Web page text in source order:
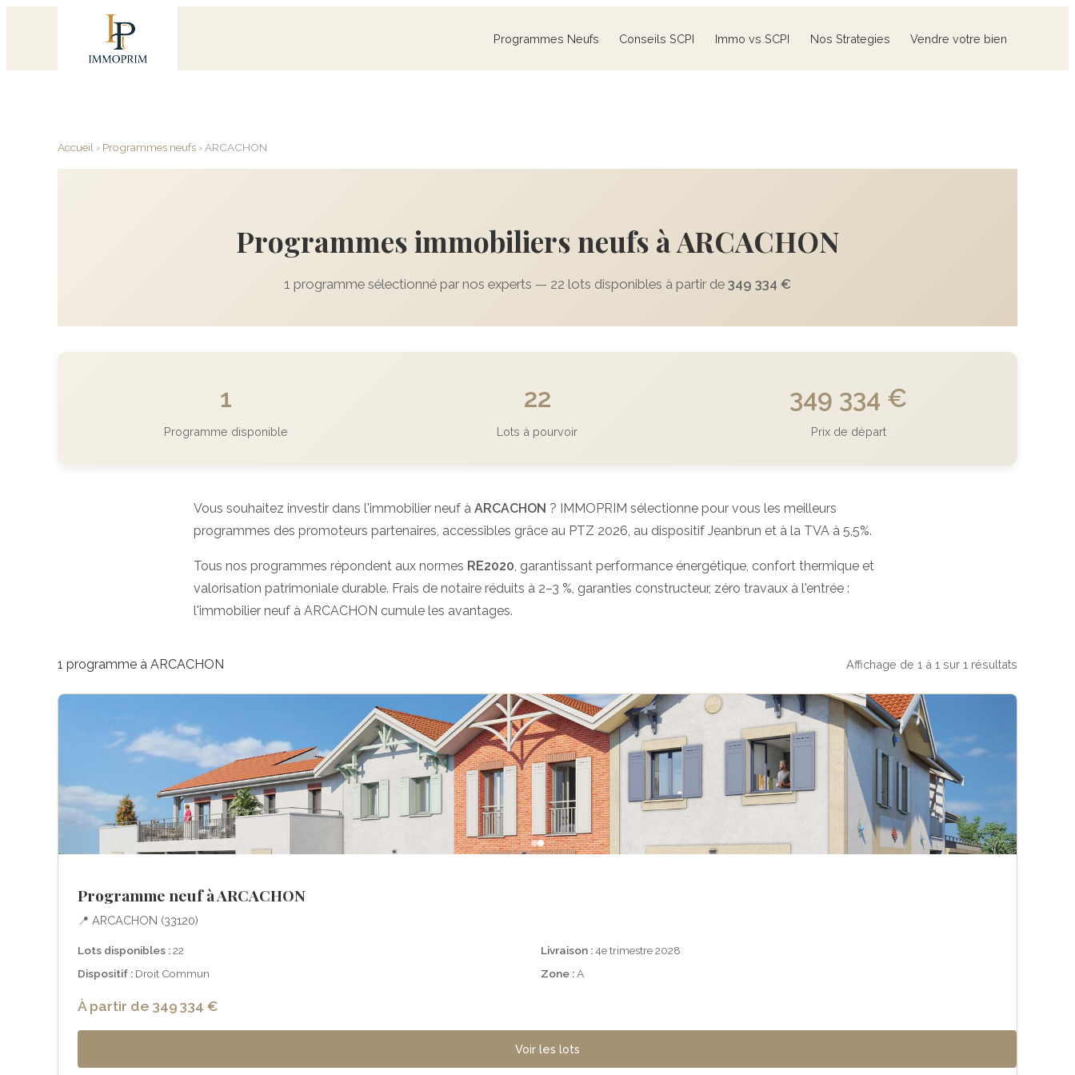
Programmes Neufs Conseils SCPI Immo vs SCPI Nos Strategies Vendre votre bien
Accueil › Programmes neufs › ARCACHON
Programmes immobiliers neufs à ARCACHON
1 programme sélectionné par nos experts — 22 lots disponibles à partir de 349 334 €
1
Programme disponible
22
Lots à pourvoir
349 334 €
Prix de départ
Vous souhaitez investir dans l'immobilier neuf à ARCACHON ? IMMOPRIM sélectionne pour vous les meilleurs
programmes des promoteurs partenaires, accessibles grâce au PTZ 2026, au dispositif Jeanbrun et à la TVA à 5,5%.
Tous nos programmes répondent aux normes RE2020 , garantissant performance énergétique, confort thermique et
valorisation patrimoniale durable. Frais de notaire réduits à 2–3 %, garanties constructeur, zéro travaux à l'entrée :
l'immobilier neuf à ARCACHON cumule les avantages.
1 programme à ARCACHON Affichage de 1 à 1 sur 1 résultats
Programme neuf à ARCACHON
📍 ARCACHON (33120)
Lots disponibles :22 Livraison :4e trimestre 2028
Dispositif : Droit Commun Zone :A
À partir de 349 334 €
Voir les lots